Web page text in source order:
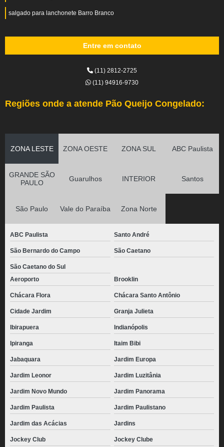
salgado para lanchonete Barro Branco
Entre em contato
(11) 2812-2725
(11) 94916-9730
Regiões onde a atende Pão Queijo Congelado:
ZONA LESTE ZONA OESTE ZONA SUL ABC Paulista
GRANDE SÃO
PAULO
Guarulhos INTERIOR Santos
São Paulo Vale do Paraíba Zona Norte
ABC Paulista Santo André
São Bernardo do Campo São Caetano
São Caetano do Sul
Aeroporto
Brooklin
Chácara Flora Chácara Santo Antônio
Cidade Jardim Granja Julieta
Ibirapuera Indianópolis
Ipiranga Itaim Bibi
Jabaquara Jardim Europa
Jardim Leonor Jardim Luzitânia
Jardim Novo Mundo Jardim Panorama
Jardim Paulista Jardim Paulistano
Jardim das Acácias Jardins
Jockey Club Jockey Clube